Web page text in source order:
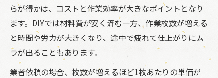
らが得かは、コストと作業効率が大きなポイントとなり
ます。DIYでは材料費が安く済む一方、作業枚数が増える
と時間や労力が大きくなり、途中で疲れて仕上がりにム
ラが出ることもあります。
業者依頼の場合、枚数が増えるほど1枚あたりの単価が